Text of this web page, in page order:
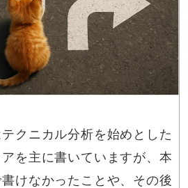
テクニカル分析を始めとした
を主に書いていますが、本
けなかったことや、その後